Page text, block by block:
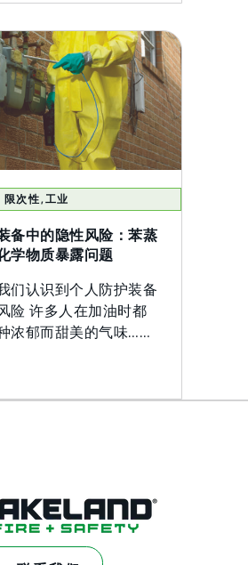
限次性,工业
备中的隐性风险：苯蒸
学物质暴露问题
们认识到个人防护装备
险 许多人在加油时都
浓郁而甜美的气味……